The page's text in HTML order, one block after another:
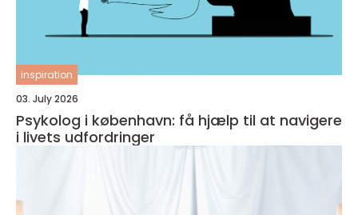
inspiration
03. July 2026
Psykolog i københavn: få hjælp til at navigere
i livets udfordringer